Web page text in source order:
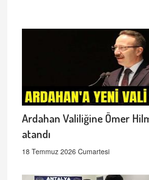
Ardahan Valiliğine Ömer
atandı
18 Temmuz 2026 Cumartesi